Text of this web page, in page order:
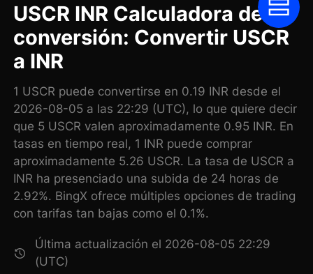
USCR INR Calculadora de
conversión: Convertir USCR
a INR
1 USCR puede convertirse en 0.19 INR desde el
2026-08-05 a las 22:29 (UTC), lo que quiere decir
que 5 USCR valen aproximadamente 0.95 INR. En
tasas en tiempo real, 1 INR puede comprar
aproximadamente 5.26 USCR. La tasa de USCR a
INR ha presenciado una subida de 24 horas de
2.92%. BingX ofrece múltiples opciones de trading
con tarifas tan bajas como el 0.1%.
Última actualización el 2026-08-05 22:29
(UTC)